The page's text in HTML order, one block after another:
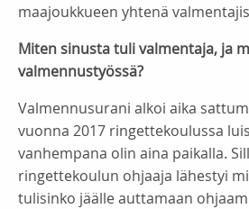
maajoukkueen yhtenä
Miten sinusta tuli valmentaja, ja
valmennustyössä?
Valmennusurani alkoi aika
vuonna 2017 ringettekoulussa
vanhempana olin aina paikalla.
ringettekoulun ohjaaja lähestyi
tulisinko jäälle auttamaan